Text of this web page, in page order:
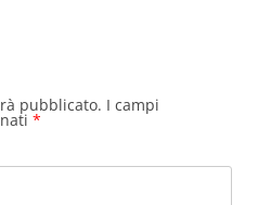
pubblicato. I campi
*